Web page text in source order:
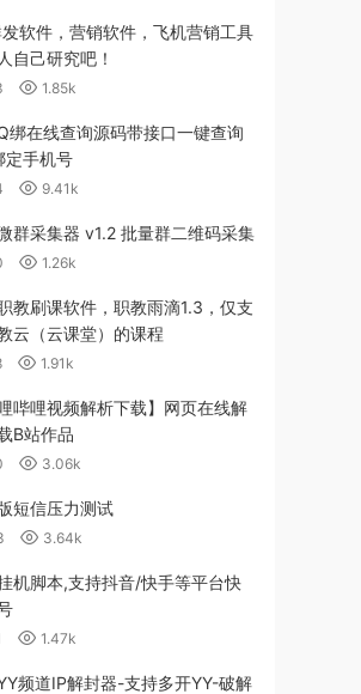
软件，营销软件，飞机营销工具
自己研究吧！
1.85k
绑在线查询源码带接口一键查询
定手机号
9.41k
群采集器 v1.2 批量群二维码采集
1.26k
教刷课软件，职教雨滴1.3，仅支
云（云课堂）的课程
1.91k
哩哔哩视频解析下载】网页在线解
B站作品
3.06k
短信压力测试
3.64k
机脚本,支持抖音/快手等平台快
1.47k
频道IP解封器-支持多开YY-破解